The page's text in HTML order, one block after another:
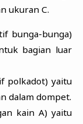
ukuran C.
bunga-bunga)
bagian luar
polkadot) yaitu
dalam dompet.
kain A) yaitu